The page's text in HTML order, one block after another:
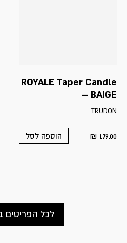
ROYALE Taper Candle
– BAIGE
TRUDON
179.00
₪ הוספה לסל
לכל הפריטים